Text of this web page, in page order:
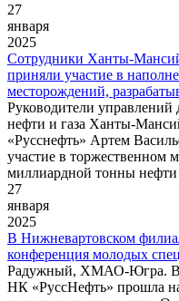
27
января
2025
Сотрудники Ханты-
приняли участие в
месторождений,
Руководители
нефти и газа Ханты-
«Русснефть» Артем
участие в торжественном
миллиардной тонны
27
января
2025
В Нижневартовском
конференция молодых
Радужный, ХМАО-Югра. В
НК «РуссНефть» прошла